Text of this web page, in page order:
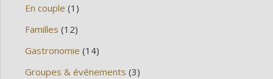
En couple (1)
Familles (12)
Gastronomie (14)
Groupes & événements (3)